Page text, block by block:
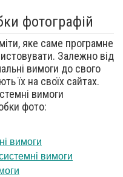
фотографій
яке саме програмне
Залежно від
вимоги до свого
їх на своїх сайтах.
вимоги
фото:
вимоги
вимоги